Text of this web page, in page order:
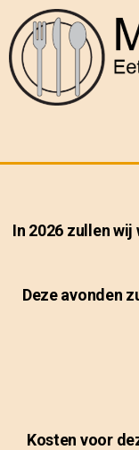
In 2026 zullen
Deze avonden
Kosten voor